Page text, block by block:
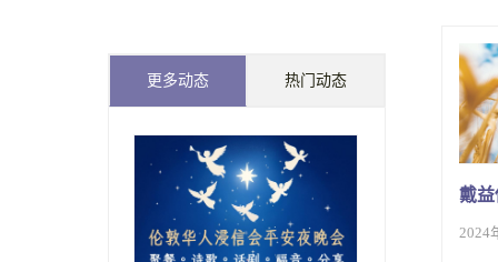
更多动态 热门动态
戴
2024